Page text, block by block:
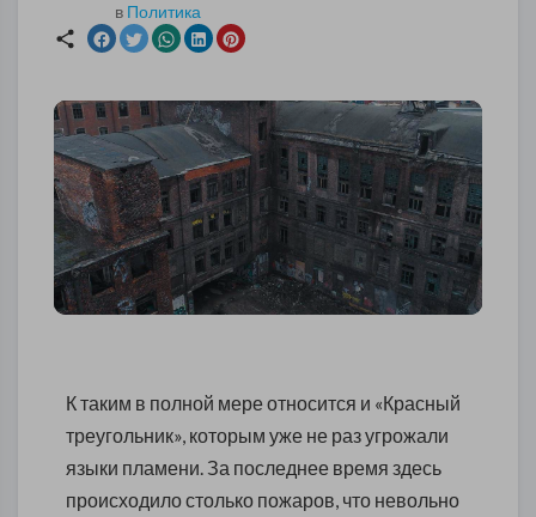
в Политика
К таким в полной мере относится и «Красный
треугольник», которым уже не раз угрожали
языки пламени. За последнее время здесь
происходило столько пожаров, что невольно